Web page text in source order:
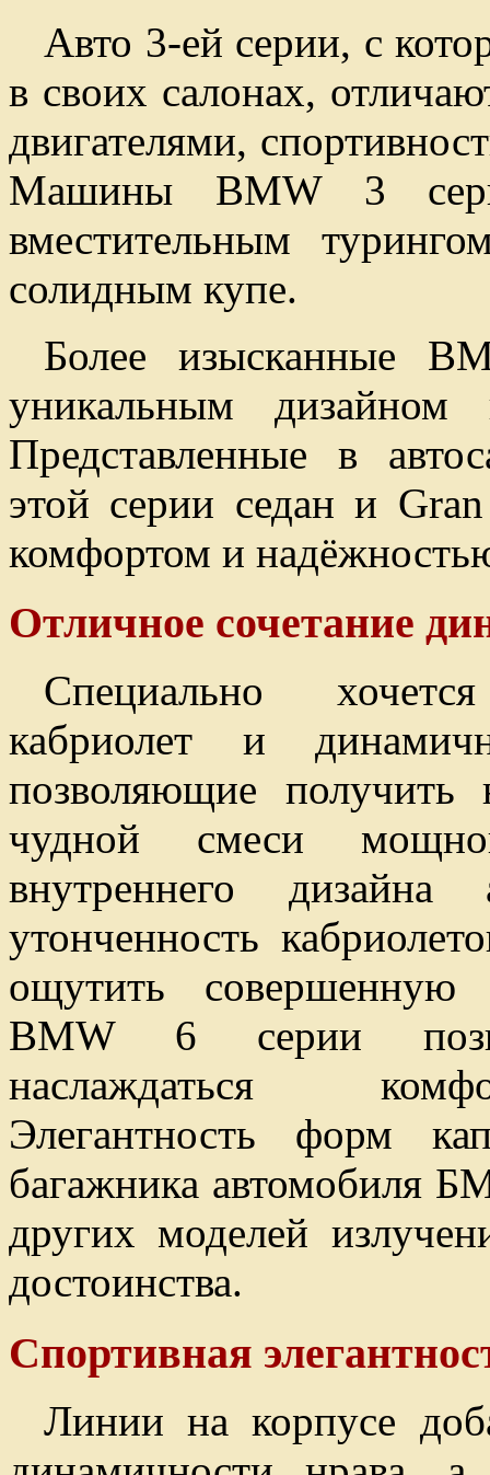
Авто 3-ей серии, с
в своих салонах,
двигателями,
Машины BMW 3
вместительным
солидным купе.
Более изысканные
уникальным дизайном
Представленные в
этой серии седан и
комфортом и
Отличное сочетание
Специально
кабриолет и
позволяющие получить
чудной смеси
внутреннего дизайна
утонченность
ощутить совершенную
BMW 6 серии
наслаждаться
Элегантность форм
багажника автомобиля
других моделей
достоинства.
Спортивная
Линии на корпусе